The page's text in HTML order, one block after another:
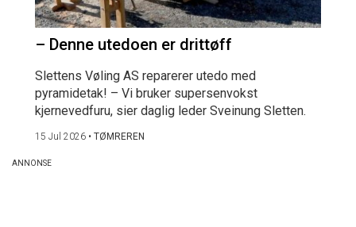
– Denne utedoen er drittøff
Slettens Vøling AS reparerer utedo med
pyramidetak! – Vi bruker supersenvokst
kjernevedfuru, sier daglig leder Sveinung Sletten.
15 Jul 2026 • TØMREREN